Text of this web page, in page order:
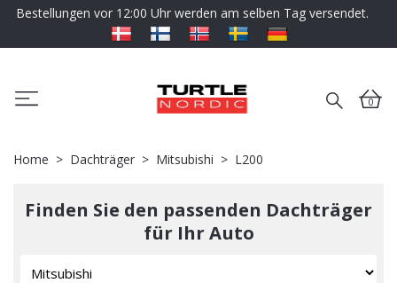
Bestellungen vor 12:00 Uhr werden am selben Tag versendet.
0
Home Dachträger Mitsubishi L200
Finden Sie den passenden Dachträger
für Ihr Auto